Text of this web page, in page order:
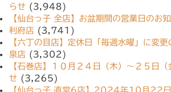
らせ (3,948)
【仙台っ子 全店】お盆期間の営業日のお
利府店 (3,741)
【六丁の目店】定休日「毎週水曜」に変更
泉店 (3,302)
【石巻店】１０月２４日（木）〜２５日
せ (3,265)
【仙台っ子 直営6店】2024年10月22日